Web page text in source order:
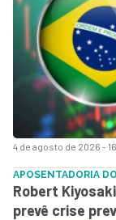
4 de agosto de 2026 -
APOSENTADORIA
Robert
prevê crise